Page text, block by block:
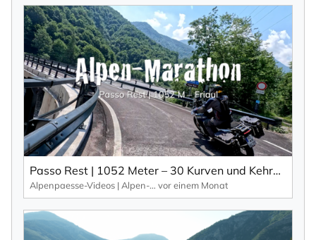
Passo Rest | 1052 Meter – 30 Kurven und Kehren und eine schmale Straße zeichnen diesen Alpenpass aus.
Alpenpaesse-Videos | Alpen-Marathon vor einem Monat